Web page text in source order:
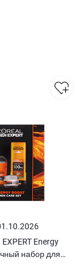
Energy
набор для